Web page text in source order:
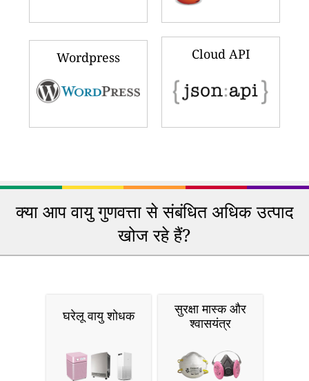
Wordpress Cloud API
क्या आप वायु गुणवत्ता से संबंधित अधिक उत्पाद
खोज रहे हैं?
घरेलू वायु शोधक
सुरक्षा मास्क और
श्वासयंत्र